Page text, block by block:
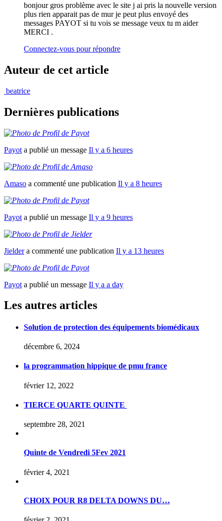
bonjour gros problème avec le site j ai pris la nouvelle version
plus rien apparait pas de mur je peut plus envoyé des
messages PAYOT si tu vois se message veux tu m aider
MERCI .
Connectez-vous pour répondre
Auteur de cet article
beatrice
Dernières publications
Payot a publié un message Il y a 6 heures
Amaso a commenté une publication Il y a 8 heures
Payot a publié un message Il y a 9 heures
Jieldera commenté une publication Il y a 13 heures
Payot a publié un message Il y a a day
Les autres articles
Solution de protection des équipements biomédicaux
décembre 6, 2024
la programmation hippique de pmu france
février 12, 2022
TIERCE QUARTE QUINTE
septembre 28, 2021
Quinte de Vendredi 5Fev 2021
février 4, 2021
CHOIX POUR R8 DELTA DOWNS DU…